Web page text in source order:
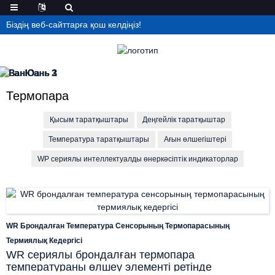
Біздің веб-сайттарға қош келдіңіз!
Термопара
Қысым таратқыштары Деңгейлік таратқыштар
Температура таратқыштары Ағын өлшегіштері
WP сериялы интеллектуалды өнеркәсіптік индикаторлар
WR Брондалған Температура Сенсорының Термопарасының
Термиялық Кедергісі
WR сериялы брондалған термопара
температураны өлшеу элементі ретінде